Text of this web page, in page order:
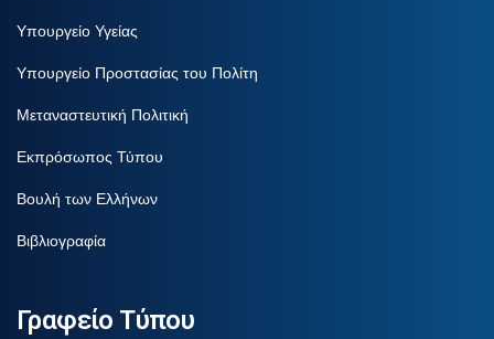
Υπουργείο Υγείας
Υπουργείο Προστασίας του Πολίτη
Μεταναστευτική Πολιτική
Εκπρόσωπος Τύπου
Βουλή των Ελλήνων
Βιβλιογραφία
Γραφείο Τύπου